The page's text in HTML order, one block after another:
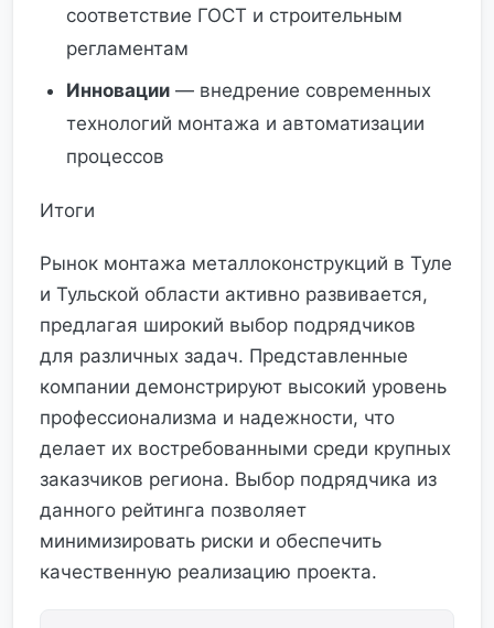
соответствие ГОСТ и строительным
регламентам
Инновации — внедрение современных
технологий монтажа и автоматизации
процессов
Итоги
Рынок монтажа металлоконструкций в Туле
и Тульской области активно развивается,
предлагая широкий выбор подрядчиков
для различных задач. Представленные
компании демонстрируют высокий уровень
профессионализма и надежности, что
делает их востребованными среди крупных
заказчиков региона. Выбор подрядчика из
данного рейтинга позволяет
минимизировать риски и обеспечить
качественную реализацию проекта.